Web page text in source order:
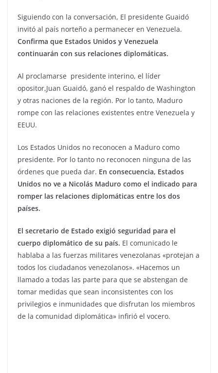
Siguiendo con la conversación, El presidente Guaidó
invitó al país norteño a permanecer en Venezuela.
Confirma que Estados Unidos y Venezuela
continuarán con sus relaciones diplomáticas.
Al proclamarse presidente interino, el líder
opositor,Juan Guaidó, ganó el respaldo de Washington
y otras naciones de la región. Por lo tanto, Maduro
rompe con las relaciones existentes entre Venezuela y
EEUU.
Los Estados Unidos no reconocen a Maduro como
presidente. Por lo tanto no reconocen ninguna de las
órdenes que pueda dar. En consecuencia, Estados
Unidos no ve a Nicolás Maduro como el indicado para
romper las relaciones diplomáticas entre los dos
países.
El secretario de Estado exigió seguridad para el
cuerpo diplomático de su país. El comunicado le
hablaba a las fuerzas militares venezolanas «protejan a
todos los ciudadanos venezolanos». «Hacemos un
llamado a todas las parte para que se abstengan de
tomar medidas que sean inconsistentes con los
privilegios e inmunidades que disfrutan los miembros
de la comunidad diplomática» infirió el vocero.